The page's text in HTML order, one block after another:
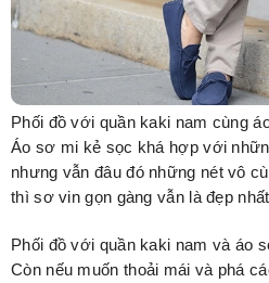
Phối đồ với quần kaki nam cùng
Áo sơ mi kẻ sọc khá hợp với
nhưng vẫn đâu đó những nét vô
thì sơ vin gọn gàng vẫn là đẹp
Phối đồ với quần kaki nam và áo
Còn nếu muốn thoải mái và phá